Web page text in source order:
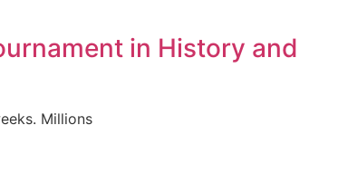
in History and
Millions